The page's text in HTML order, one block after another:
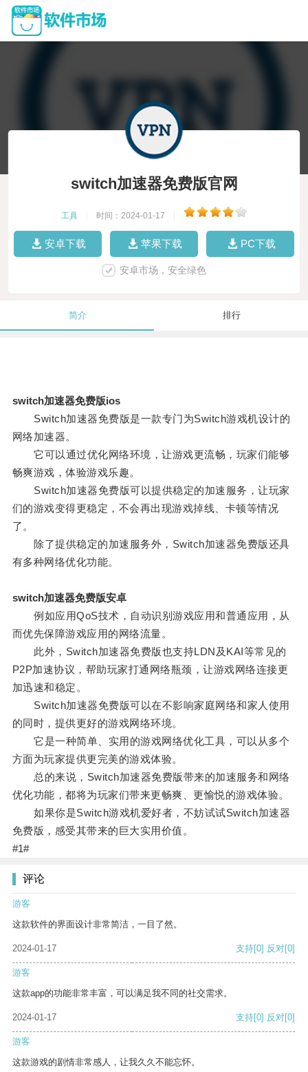
switch加速器免费版官网
工具 时间：2024-01-17
安卓下载 苹果下载 PC下载
安卓市场，安全绿色
简介 排行
switch加速器免费版ios
Switch加速器免费版是一款专门为Switch游戏机设计的
网络加速器。
它可以通过优化网络环境，让游戏更流畅，玩家们能够
畅爽游戏，体验游戏乐趣。
Switch加速器免费版可以提供稳定的加速服务，让玩家
们的游戏变得更稳定，不会再出现游戏掉线、卡顿等情况
了。
除了提供稳定的加速服务外，Switch加速器免费版还具
有多种网络优化功能。
switch加速器免费版安卓
例如应用QoS技术，自动识别游戏应用和普通应用，从
而优先保障游戏应用的网络流量。
此外，Switch加速器免费版也支持LDN及KAI等常见的
P2P加速协议，帮助玩家打通网络瓶颈，让游戏网络连接更
加迅速和稳定。
Switch加速器免费版可以在不影响家庭网络和家人使用
的同时，提供更好的游戏网络环境。
它是一种简单、实用的游戏网络优化工具，可以从多个
方面为玩家提供更完美的游戏体验。
总的来说，Switch加速器免费版带来的加速服务和网络
优化功能，都将为玩家们带来更畅爽、更愉悦的游戏体验。
如果你是Switch游戏机爱好者，不妨试试Switch加速器
免费版，感受其带来的巨大实用价值。
#1#
评论
游客
这款软件的界面设计非常简洁，一目了然。
2024-01-17 支持[0] 反对[0]
游客
这款app的功能非常丰富，可以满足我不同的社交需求。
2024-01-17 支持[0] 反对[0]
游客
这款游戏的剧情非常感人，让我久久不能忘怀。